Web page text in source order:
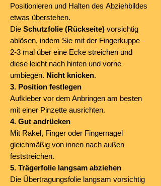
Positionieren und Halten des Abziehbildes
etwas überstehen.
Die Schutzfolie (Rückseite) vorsichtig
ablösen, indem Sie mit der Fingerkuppe
2-3 mal über eine Ecke streichen und
diese leicht nach hinten und vorne
umbiegen. Nicht knicken.
3. Position festlegen
Aufkleber vor dem Anbringen am besten
mit einer Pinzette ausrichten.
4. Gut andrücken
Mit Rakel, Finger oder Fingernagel
gleichmäßig von innen nach außen
feststreichen.
5. Trägerfolie langsam abziehen
Die Übertragungsfolie langsam vorsichtig